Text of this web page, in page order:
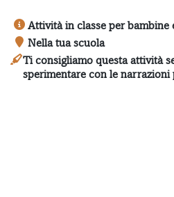
Attività in classe per bambine
Nella tua scuola
Ti consigliamo questa attività
sperimentare con le narrazioni